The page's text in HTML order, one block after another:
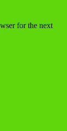
for the next